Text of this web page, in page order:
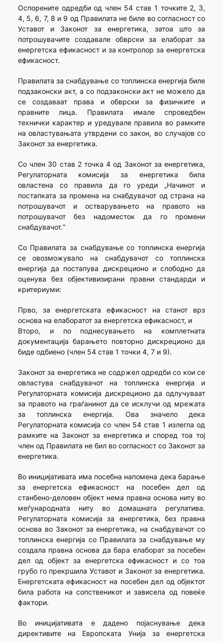
Оспорените одредби од член 54 став 1 точките 2, 3,
4, 5, 6, 7, 8 и 9 од Правилата не биле во согласност со
Уставот и Законот за енергетика, затоа што за
потрошувачите создавале обврски за елаборат за
енергетска ефикасност и за контролор за енергетска
ефикасност.
Правилата за снабдување со топлинска енергија биле
подзаконски акт, а со подзаконски акт не можело да
се создаваат права и обврски за физичките и
правните лица. Правилата имале спроведбен
технички карактер и уредувале правила во рамките
на овластувањата утврдени со закон, во случајов со
Законот за енергетика.
Со член 30 став 2 точка 4 од Законот за енергетика,
Регулаторната комисија за енергетика била
овластена со правила да го уреди „Начинот и
постапката за промена на снабдувачот од страна на
потрошувачот и остварувањето на правото на
потрошувачот без надоместок да го промени
снабдувачот.“
Со Правилата за снабдување со топлинска енергија
се овозможувало на снабдувачот со топлинска
енергија да постапува дискреционо и слободно да
оценува без објективизирани правни стандарди и
критериуми:
Прво, за енергетската ефикасност на станот врз
основа на елаборатот за енергетска ефикасност, и
Второ, и по поднесувањето на комплетната
документација барањето повторно дискреционо да
биде одбиено (член 54 став 1 точки 4, 7 и 9).
Законот за енергетика не содржел одредби со кои се
овластува снабдувачот на топлинска енергија и
Регулаторната комисија дискреционо да одлучуваат
за правото на граѓанинот да се исклучи од мрежата
за топлинска енергија. Ова значело дека
Регулаторната комисија со член 54 став 1 излегла од
рамките на Законот за енергетика и според тоа тој
член од Правилата не бил во согласност со Законот за
енергетика.
Во иницијативата има посебна напомена дека барање
за енергетска ефикасност на посебен дел од
станбено-деловен објект нема правна основа ниту во
меѓународната ниту во домашната регулатива.
Регулаторната комисија за енергетика, без правна
основа во Законот за енергетика, на снабдувачот со
топлинска енергија со Правилата за снабдување му
создала правна основа да бара елаборат за посебен
дел од објект за енергетска ефикасност и со тоа
грубо го прекршила Уставот и Законот за енергетика.
Енергетската ефикасност на посебен дел од објектот
била работа на сопственикот и зависела од повеќе
фактори.
Во иницијативата е дадено појаснување дека
директивите на Европската Унија за енергетска